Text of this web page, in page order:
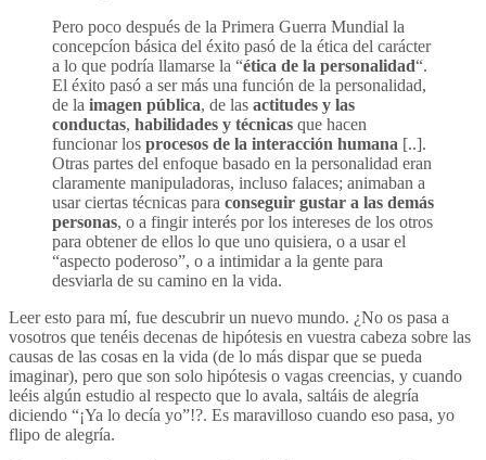
Pero poco después de la Primera Guerra Mundial la
concepcíon básica del éxito pasó de la ética del carácter
a lo que podría llamarse la “ética de la personalidad“.
El éxito pasó a ser más una función de la personalidad,
de la imagen pública, de las actitudes y las
conductas, habilidades y técnicas que hacen
funcionar los procesos de la interacción humana [..].
Otras partes del enfoque basado en la personalidad eran
claramente manipuladoras, incluso falaces; animaban a
usar ciertas técnicas para conseguir gustar a las demás
personas, o a fingir interés por los intereses de los otros
para obtener de ellos lo que uno quisiera, o a usar el
“aspecto poderoso”, o a intimidar a la gente para
desviarla de su camino en la vida.
Leer esto para mí, fue descubrir un nuevo mundo. ¿No os pasa a
vosotros que tenéis decenas de hipótesis en vuestra cabeza sobre las
causas de las cosas en la vida (de lo más dispar que se pueda
imaginar), pero que son solo hipótesis o vagas creencias, y cuando
leéis algún estudio al respecto que lo avala, saltáis de alegría
diciendo “¡Ya lo decía yo”!?. Es maravilloso cuando eso pasa, yo
flipo de alegría.